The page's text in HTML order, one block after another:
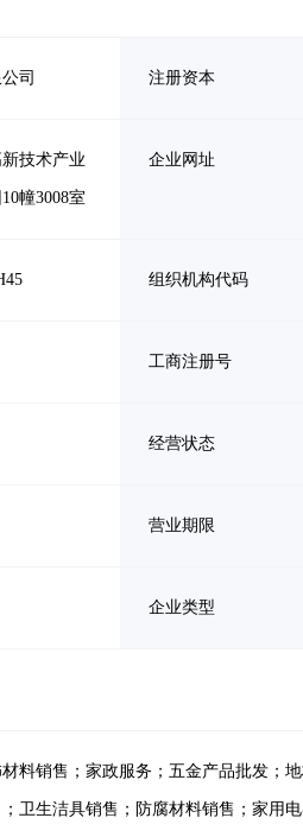
司 注册资本
技术产业
幢3008室
企业网址
组织机构代码
工商注册号
经营状态
营业期限
企业类型
料销售；家政服务；五金产品批发；
；卫生洁具销售；防腐材料销售；家用